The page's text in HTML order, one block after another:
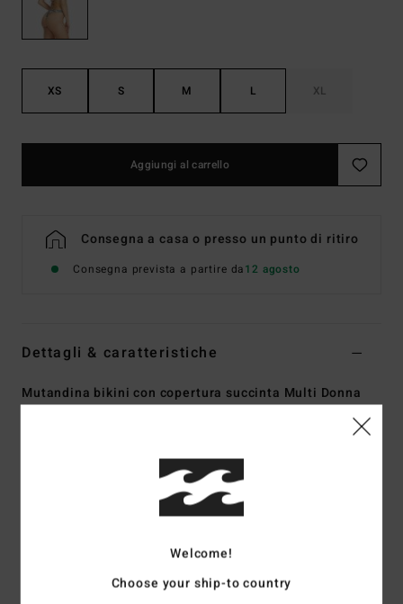
XS S M L XL
Aggiungi al carrello
Consegna a casa o presso un punto di ritiro
Consegna prevista a partire da12 agosto
Dettagli & caratteristiche
Mutandina bikini con copertura succinta Multi Donna
Sweet Fields
vita bassa
Welcome!
Choose your ship-to country